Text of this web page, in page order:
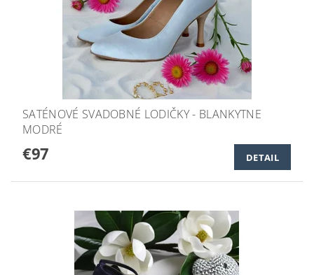
SATÉNOVÉ SVADOBNÉ LODIČKY - BLANKYTNE
MODRÉ
€97 DETAIL